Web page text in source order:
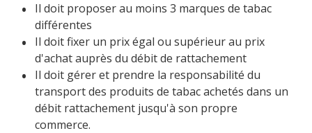
Il doit proposer au moins 3 marques de tabac
différentes
Il doit fixer un prix égal ou supérieur au prix
d'achat auprès du débit de rattachement
Il doit gérer et prendre la responsabilité du
transport des produits de tabac achetés dans un
débit rattachement jusqu'à son propre
commerce.